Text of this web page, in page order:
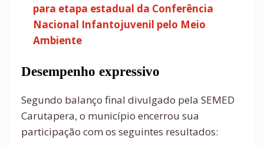
para etapa estadual da Conferência
Nacional Infantojuvenil pelo Meio
Ambiente
Desempenho expressivo
Segundo balanço final divulgado pela SEMED
Carutapera, o município encerrou sua
participação com os seguintes resultados: